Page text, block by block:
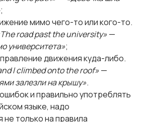
;
мимо чего-то или кого-то.
road past the university»—
университета»;
движения куда-либо.
I climbed onto the roof»—
залезли на крышу».
и правильно употреблять
языке, надо
только на правила